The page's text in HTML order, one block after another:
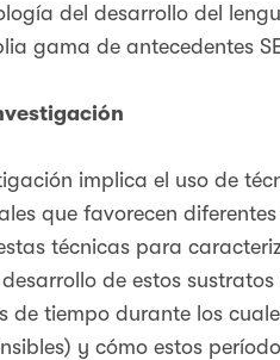
del desarrollo del
gama de antecedentes
implica el uso de
que favorecen
técnicas para
de estos
de tiempo durante los
y cómo estos